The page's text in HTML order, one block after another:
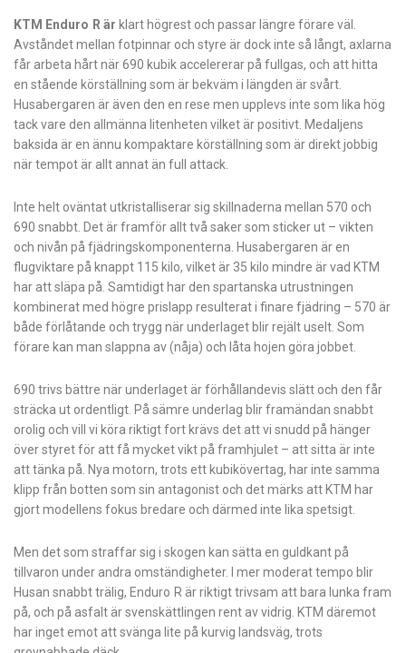
KTM Enduro R är klart högrest och passar längre förare väl.
Avståndet mellan fotpinnar och styre är dock inte så långt, axlarna
får arbeta hårt när 690 kubik accelererar på fullgas, och att hitta
en stående körställning som är bekväm i längden är svårt.
Husabergaren är även den en rese men upplevs inte som lika hög
tack vare den allmänna litenheten vilket är positivt. Medaljens
baksida är en ännu kompaktare körställning som är direkt jobbig
när tempot är allt annat än full attack.
Inte helt oväntat utkristalliserar sig skillnaderna mellan 570 och
690 snabbt. Det är framför allt två saker som sticker ut – vikten
och nivån på fjädringskomponenterna. Husabergaren är en
flugviktare på knappt 115 kilo, vilket är 35 kilo mindre är vad KTM
har att släpa på. Samtidigt har den spartanska utrustningen
kombinerat med högre prislapp resulterat i finare fjädring – 570 är
både förlåtande och trygg när underlaget blir rejält uselt. Som
förare kan man slappna av (nåja) och låta hojen göra jobbet.
690 trivs bättre när underlaget är förhållandevis slätt och den får
sträcka ut ordentligt. På sämre underlag blir framändan snabbt
orolig och vill vi köra riktigt fort krävs det att vi snudd på hänger
över styret för att få mycket vikt på framhjulet – att sitta är inte
att tänka på. Nya motorn, trots ett kubikövertag, har inte samma
klipp från botten som sin antagonist och det märks att KTM har
gjort modellens fokus bredare och därmed inte lika spetsigt.
Men det som straffar sig i skogen kan sätta en guldkant på
tillvaron under andra omständigheter. I mer moderat tempo blir
Husan snabbt trälig, Enduro R är riktigt trivsam att bara lunka fram
på, och på asfalt är svenskättlingen rent av vidrig. KTM däremot
har inget emot att svänga lite på kurvig landsväg, trots